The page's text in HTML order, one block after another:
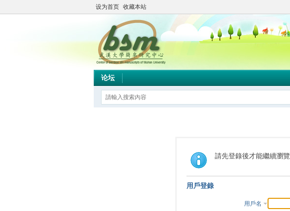
设为首页 收藏本站
论坛
請先登錄後才能繼續瀏覽
用戶登錄
用戶名